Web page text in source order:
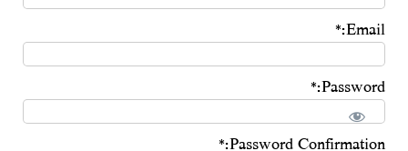
Email:*
Password:*
Password Confirmation:*